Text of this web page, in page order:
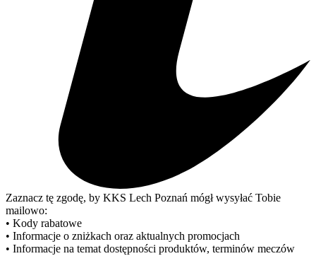
Zaznacz tę zgodę, by KKS Lech Poznań mógł wysyłać Tobie
mailowo:
• Kody rabatowe
• Informacje o zniżkach oraz aktualnych promocjach
• Informacje na temat dostępności produktów, terminów meczów